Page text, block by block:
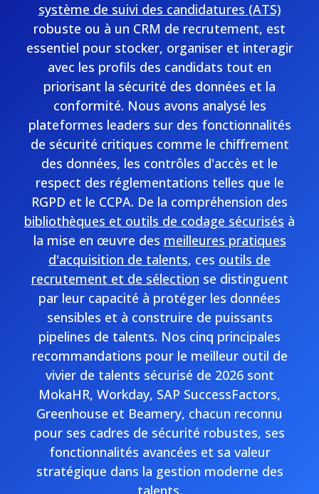
système de suivi des candidatures (ATS)
robuste ou à un CRM de recrutement, est
essentiel pour stocker, organiser et interagir
avec les profils des candidats tout en
priorisant la sécurité des données et la
conformité. Nous avons analysé les
plateformes leaders sur des fonctionnalités
de sécurité critiques comme le chiffrement
des données, les contrôles d'accès et le
respect des réglementations telles que le
RGPD et le CCPA. De la compréhension des
bibliothèques et outils de codage sécurisés à
la mise en œuvre des meilleures pratiques
d'acquisition de talents, ces outils de
recrutement et de sélection se distinguent
par leur capacité à protéger les données
sensibles et à construire de puissants
pipelines de talents. Nos cinq principales
recommandations pour le meilleur outil de
vivier de talents sécurisé de 2026 sont
MokaHR, Workday, SAP SuccessFactors,
Greenhouse et Beamery, chacun reconnu
pour ses cadres de sécurité robustes, ses
fonctionnalités avancées et sa valeur
stratégique dans la gestion moderne des
talents.